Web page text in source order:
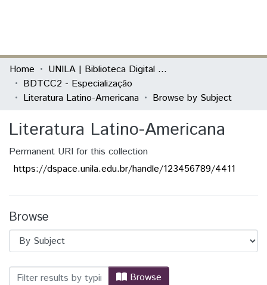
Communities & Collections
All of DSpace
Home
UNILA | Biblioteca Digital de Trabalhos de Conclusão de Curso
BDTCC2 - Especialização
Literatura Latino-Americana
Browse by Subject
Literatura Latino-Americana
Permanent URI for this collection
https://dspace.unila.edu.br/handle/123456789/4411
Browse
Browsing Literatura Latino-Americana
Browse